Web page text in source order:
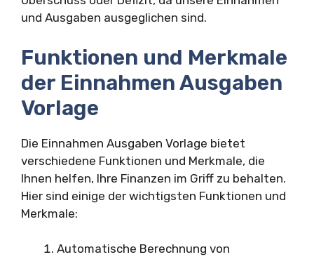
und Ausgaben ausgeglichen sind.
Funktionen und Merkmale
der Einnahmen Ausgaben
Vorlage
Die Einnahmen Ausgaben Vorlage bietet
verschiedene Funktionen und Merkmale, die
Ihnen helfen, Ihre Finanzen im Griff zu behalten.
Hier sind einige der wichtigsten Funktionen und
Merkmale:
Automatische Berechnung von